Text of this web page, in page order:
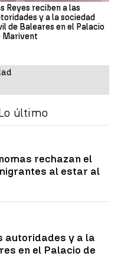
Reyes reciben a las
y a la sociedad
de Baleares en el Palacio
Marivent
último
rechazan el
al estar al
autoridades y a la
en el Palacio de